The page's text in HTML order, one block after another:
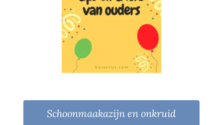
Schoonmaakazijn en onkruid